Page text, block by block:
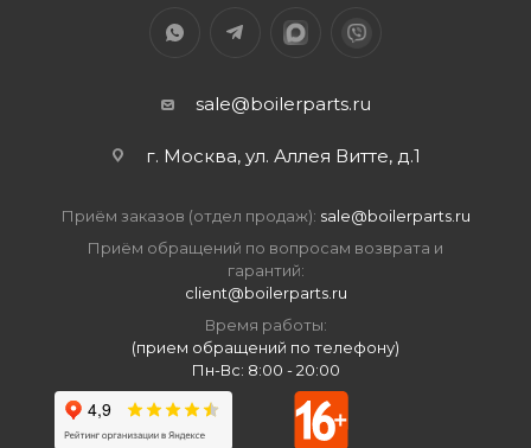
sale@boilerparts.ru
г. Москва, ул. Аллея Витте, д.1
Приём заказов (отдел продаж): sale@boilerparts.ru
Приём обращений по вопросам возврата и
гарантий:
client@boilerparts.ru
Время работы:
(прием обращений по телефону)
Пн-Вс: 8:00 - 20:00